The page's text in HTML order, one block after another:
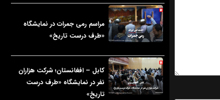
مراسم رمی جمرات در نمایشگاه
«طرف درست تاریخ»
کابل – افغانستان؛ شرکت هزاران
نفر در نمایشگاه «طرف درست
تاریخ»